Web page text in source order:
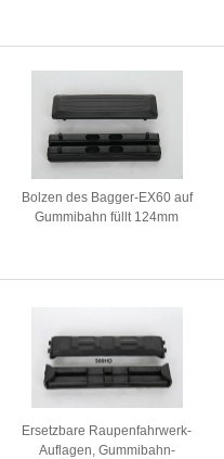
Bolzen des Bagger-EX60 auf
Gummibahn füllt 124mm
Ersetzbare Raupenfahrwerk-
Auflagen, Gummibahn-